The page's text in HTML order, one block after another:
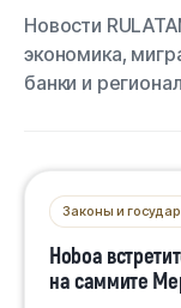
Новости
экономика,
банки и
Законы и
Ноboa
на саммите